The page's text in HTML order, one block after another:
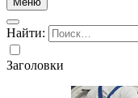
Найти:
Заголовки